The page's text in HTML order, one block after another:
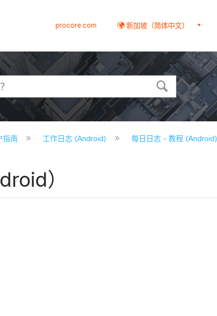
procore.com 新加坡（简体中文）
指南 工作日志 (Android) 每日日志 - 教程 (Android)
）